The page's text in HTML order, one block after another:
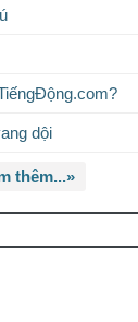
dội
thêm...»